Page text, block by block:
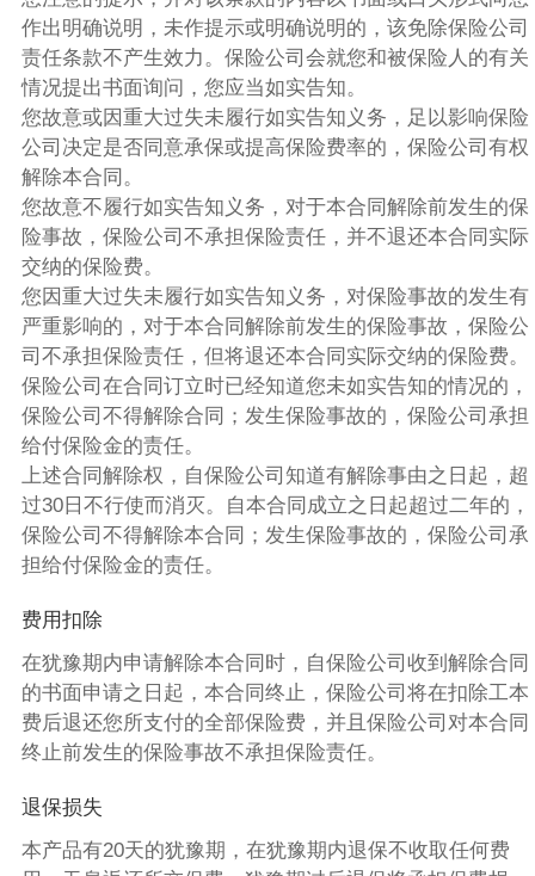
作出明确说明，未作提示或明确说明的，该免除保险公司
责任条款不产生效力。保险公司会就您和被保险人的有关
情况提出书面询问，您应当如实告知。
您故意或因重大过失未履行如实告知义务，足以影响保险
公司决定是否同意承保或提高保险费率的，保险公司有权
解除本合同。
您故意不履行如实告知义务，对于本合同解除前发生的保
险事故，保险公司不承担保险责任，并不退还本合同实际
交纳的保险费。
您因重大过失未履行如实告知义务，对保险事故的发生有
严重影响的，对于本合同解除前发生的保险事故，保险公
司不承担保险责任，但将退还本合同实际交纳的保险费。
保险公司在合同订立时已经知道您未如实告知的情况的，
保险公司不得解除合同；发生保险事故的，保险公司承担
给付保险金的责任。
上述合同解除权，自保险公司知道有解除事由之日起，超
过30日不行使而消灭。自本合同成立之日起超过二年的，
保险公司不得解除本合同；发生保险事故的，保险公司承
担给付保险金的责任。
费用扣除
在犹豫期内申请解除本合同时，自保险公司收到解除合同
的书面申请之日起，本合同终止，保险公司将在扣除工本
费后退还您所支付的全部保险费，并且保险公司对本合同
终止前发生的保险事故不承担保险责任。
退保损失
本产品有20天的犹豫期，在犹豫期内退保不收取任何费